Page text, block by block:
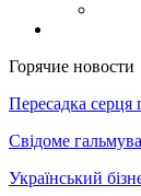
Горячие новости
Пересадка серця
Свідоме
Український